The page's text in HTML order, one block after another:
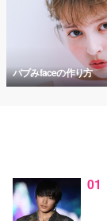
バブみfaceの作り方
01